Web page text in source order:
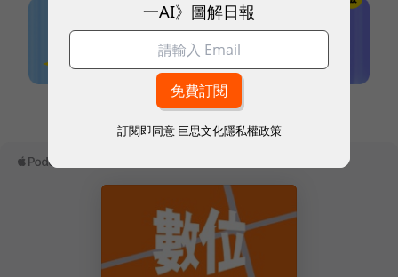
本網站內容未經允許，不得轉載。
一AI》圖解日報
訂閱即同意 巨思文化隱私權政策